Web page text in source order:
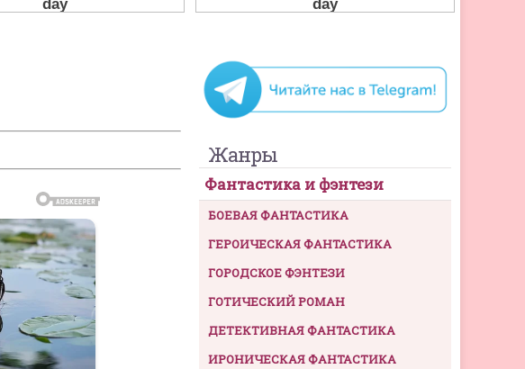
Жанры
Фантастика и фэнтези
БОЕВАЯ ФАНТАСТИКА
ГЕРОИЧЕСКАЯ ФАНТАСТИКА
ГОРОДСКОЕ ФЭНТЕЗИ
ГОТИЧЕСКИЙ РОМАН
ДЕТЕКТИВНАЯ ФАНТАСТИКА
ИРОНИЧЕСКАЯ ФАНТАСТИКА